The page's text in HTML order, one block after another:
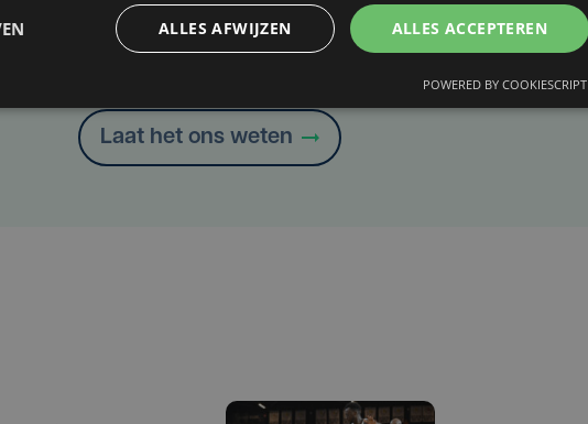
Taalfout opgemerkt?
Laat het ons weten
ALLES ACCEPTEREN
ALLES AFWIJZEN
POWERED BY COOKIESCRIPT